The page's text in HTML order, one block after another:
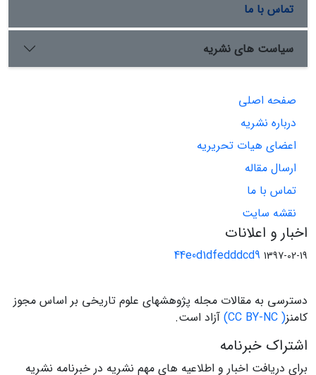
تماس با ما
سیاست های نشریه
صفحه اصلی
درباره نشریه
اعضای هیات تحریریه
ارسال مقاله
تماس با ما
نقشه سایت
اخبار و اعلانات
44e0d1dfedddcd9 1397-02-19
دسترسی به مقالات مجله پژوهشهای علوم تاریخی بر اساس مجوز
کامنز( CC BY-NC) آزاد است.
اشتراک خبرنامه
برای دریافت اخبار و اطلاعیه های مهم نشریه در خبرنامه نشریه